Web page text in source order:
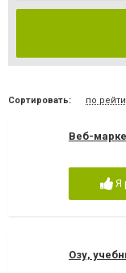
Сортировать: по
Веб-
Я
Озу,